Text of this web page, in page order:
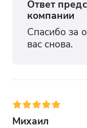
Ответ
компании
Спасибо за
вас снова.
Михаил